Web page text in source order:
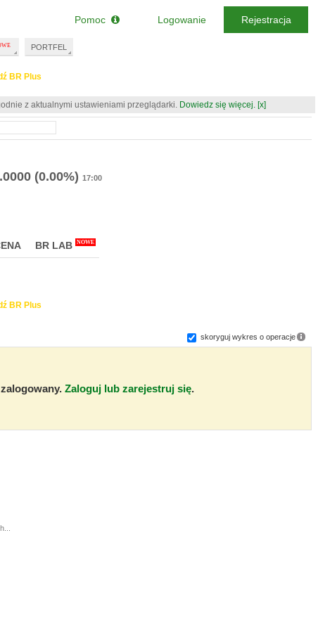
BR Plus
z aktualnymi ustawieniami przeglądarki. Dowiedz się więcej. [x]
(0.00%) 17:00
BR LAB NOWE
BR Plus
skoryguj wykres o operacje
Zaloguj lub zarejestruj się.
PORTFEL
Pomoc Logowanie Rejestracja